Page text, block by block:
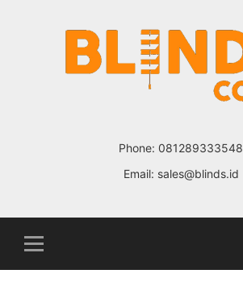
Phone: 081289333548
Email: sales@blinds.id